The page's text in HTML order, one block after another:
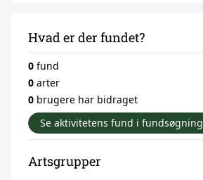
Hvad er der fundet?
0 fund
0 arter
0 brugere har bidraget
Se aktivitetens fund i fundsøgning
Artsgrupper